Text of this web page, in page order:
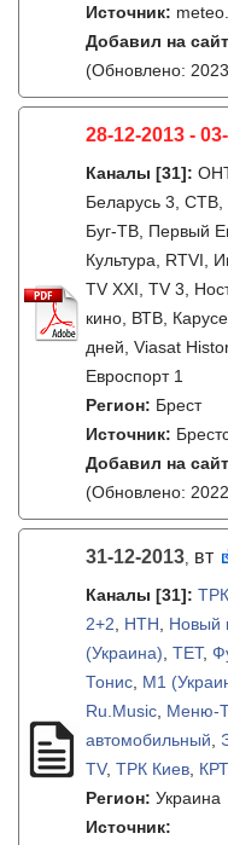
Источник:
Добавил на
(Обновлено:
28-12-2013 -
Каналы [31]:
Беларусь 3, СТВ,
Буг-ТВ, Первый
Культура, RTVI,
TV XXI, TV 3,
кино, ВТВ,
дней, Viasat
Евроспорт 1
Регион: Брест
Источник:
Добавил на
(Обновлено:
31-12-2013, вт
Каналы [31]:
2+2
НТН Новый
(Украина) ТЕТ,
Тонис М1
Ru.Music Меню-
автомобильный
TV, ТРК Киев КРТ,
Регион: Украина
Источник: